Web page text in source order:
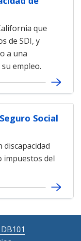
que
de SDI, y
a una
empleo.
Social
discapacidad
impuestos del